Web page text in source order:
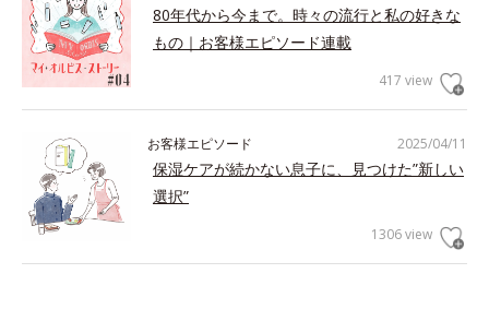
80年代から今まで。時々の流行と私の好きな
もの｜お客様エピソード連載
417 view
2025/04/11
お客様エピソード
保湿ケアが続かない息子に、見つけた”新しい
選択”
1306 view